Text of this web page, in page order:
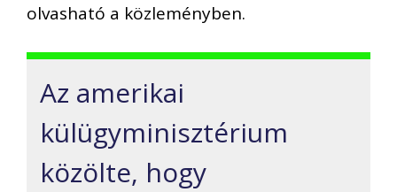
olvasható a közleményben.
Az amerikai
külügyminisztérium
közölte, hogy